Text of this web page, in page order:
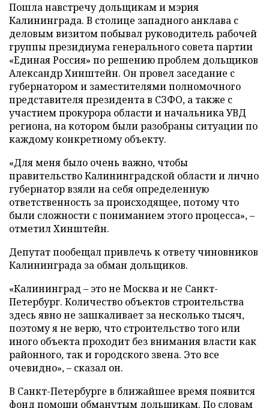
Пошла навстречу дольщикам и мэрия
Калининграда. В столице западного анклава с
деловым визитом побывал руководитель рабочей
группы президиума генерального совета партии
«Единая Россия» по решению проблем дольщиков
Александр Хинштейн. Он провел заседание с
губернатором и заместителями полномочного
представителя президента в СЗФО, а также с
участием прокурора области и начальника УВД
региона, на котором были разобраны ситуации по
каждому конкретному объекту.
«Для меня было очень важно, чтобы
правительство Калининградской области и лично
губернатор взяли на себя определенную
ответственность за происходящее, потому что
были сложности с пониманием этого процесса», –
отметил Хинштейн.
Депутат пообещал привлечь к ответу чиновников
Калининграда за обман дольщиков.
«Калининград – это не Москва и не Санкт-
Петербург. Количество объектов строительства
здесь явно не зашкаливает за несколько тысяч,
поэтому я не верю, что строительство того или
иного объекта проходит без внимания власти как
районного, так и городского звена. Это все
очевидно», – сказал он.
В Санкт-Петербурге в ближайшее время появится
фонд помощи обманутым дольщикам. По словам